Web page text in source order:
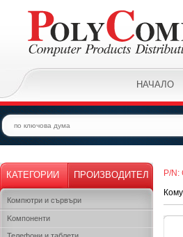
НАЧАЛО
КАТЕГОРИИ ПРОИЗВОДИТЕЛ
Компютри и сървъри
Kомпоненти
P/N: